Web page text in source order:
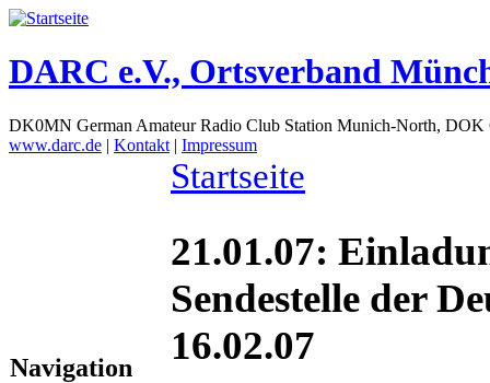
DARC e.V., Ortsverband
DK0MN German Amateur Radio Club Station Munich-North,
www.darc.de | Kontakt | Impressum
Navigation
Startseite
21.01.07:
Sendestelle der
16.02.07